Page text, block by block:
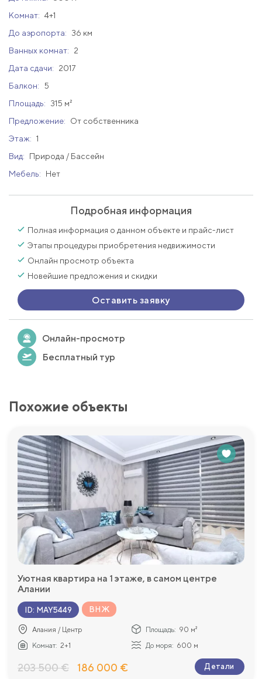
Комнат: 4+1
До аэропорта:
36 км
Ванных комнат:
2
Дата сдачи:
2017
Балкон:
5
Площадь:
315 м²
Предложение:
От собственника
Этаж: 1
Вид:
Природа / Бассейн
Мебель:
Нет
Подробная информация
Полная информация о данном объекте и прайс-лист
Этапы процедуры приобретения недвижимости
Онлайн просмотр объекта
Новейшие предложения и скидки
Оставить заявку
Онлайн-просмотр
Бесплатный тур
Похожие объекты
Уютная квартира на 1 этаже, в самом центре
Алании
ID: MAY5449 ВНЖ
Алания / Центр Площадь: 90 м²
Комнат: 2+1 До моря: 600 м
203 500 € 186 000 € Детали